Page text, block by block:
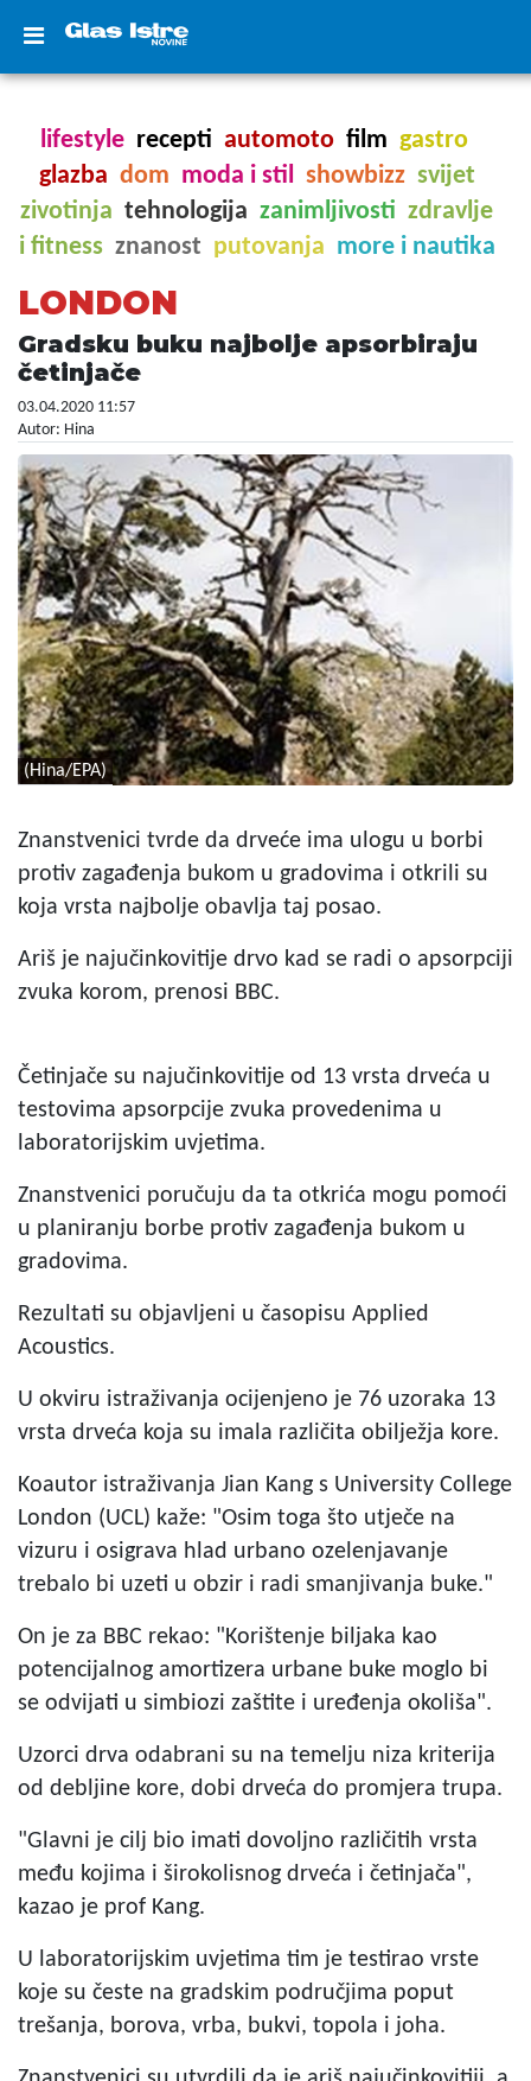
lifestyle recepti automoto film gastro
glazba dom moda i stil showbizz svijet
zivotinja tehnologija zanimljivosti zdravlje
i fitness znanost putovanja more i nautika
LONDON
Gradsku buku najbolje apsorbiraju
četinjače
03.04.2020 11:57
Autor: Hina
(Hina/EPA)
Znanstvenici tvrde da drveće ima ulogu u borbi
protiv zagađenja bukom u gradovima i otkrili su
koja vrsta najbolje obavlja taj posao.
Ariš je najučinkovitije drvo kad se radi o apsorpciji
zvuka korom, prenosi BBC.
Četinjače su najučinkovitije od 13 vrsta drveća u
testovima apsorpcije zvuka provedenima u
laboratorijskim uvjetima.
Znanstvenici poručuju da ta otkrića mogu pomoći
u planiranju borbe protiv zagađenja bukom u
gradovima.
Rezultati su objavljeni u časopisu Applied
Acoustics.
U okviru istraživanja ocijenjeno je 76 uzoraka 13
vrsta drveća koja su imala različita obilježja kore.
Koautor istraživanja Jian Kang s University College
London (UCL) kaže: "Osim toga što utječe na
vizuru i osigrava hlad urbano ozelenjavanje
trebalo bi uzeti u obzir i radi smanjivanja buke."
On je za BBC rekao: "Korištenje biljaka kao
potencijalnog amortizera urbane buke moglo bi
se odvijati u simbiozi zaštite i uređenja okoliša".
Uzorci drva odabrani su na temelju niza kriterija
od debljine kore, dobi drveća do promjera trupa.
"Glavni je cilj bio imati dovoljno različitih vrsta
među kojima i širokolisnog drveća i četinjača",
kazao je prof Kang.
U laboratorijskim uvjetima tim je testirao vrste
koje su česte na gradskim područjima poput
trešanja, borova, vrba, bukvi, topola i joha.